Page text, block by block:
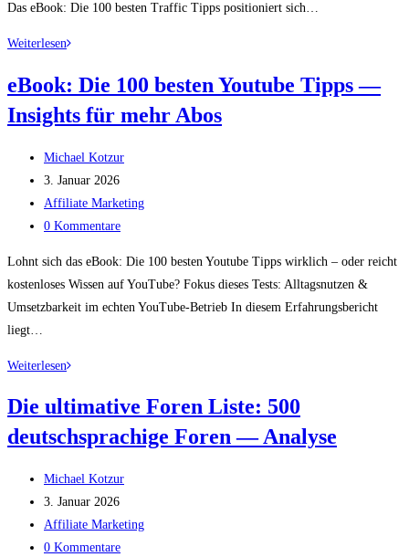
Das eBook: Die 100 besten Traffic Tipps positioniert sich…
WeiterleseneBook:
100
besten
Tipps
–
Insights
für
eBook: Die 100 besten Youtube Tipps —
Insights für mehr Abos
Beitrags-
Autor:
Michael Kotzur
Beitrag
veröffentlicht:
3. Januar 2026
Beitrags-
Kategorie:
Affiliate Marketing
Beitrags-
0 Kommentare
Lohnt sich das eBook: Die 100 besten Youtube Tipps wirklich – oder reicht
kostenloses Wissen auf YouTube? Fokus dieses Tests: Alltagsnutzen &
Umsetzbarkeit im echten YouTube-Betrieb In diesem Erfahrungsbericht
liegt…
WeiterleseneBook:
100
besten
Tipps
—
Insights
für
Die ultimative Foren Liste: 500
deutschsprachige Foren — Analyse
Beitrags-
Autor:
Michael Kotzur
Beitrag
veröffentlicht:
3. Januar 2026
Beitrags-
Kategorie:
Affiliate Marketing
Beitrags-
0 Kommentare